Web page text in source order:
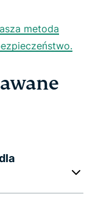
metoda